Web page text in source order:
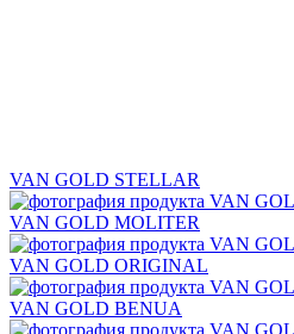
VAN GOLD STELLAR
VAN GOLD MOLITER
VAN GOLD ORIGINAL
VAN GOLD BENUA